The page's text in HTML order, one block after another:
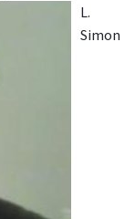
L.
Simon